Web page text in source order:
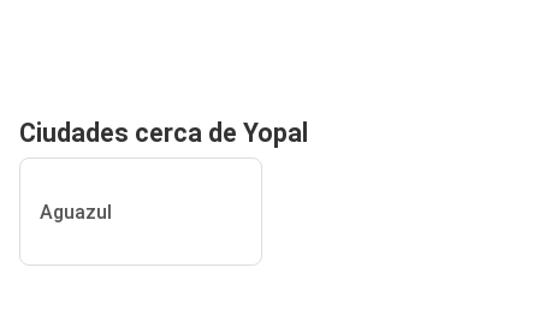
Ciudades cerca de Yopal
Aguazul